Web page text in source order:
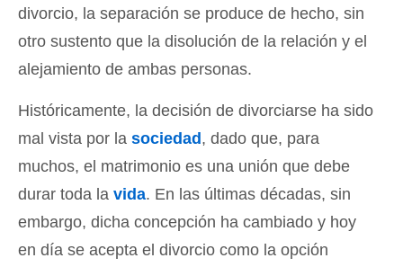
divorcio, la separación se produce de hecho, sin
otro sustento que la disolución de la relación y el
alejamiento de ambas personas.
Históricamente, la decisión de divorciarse ha sido
mal vista por la sociedad, dado que, para
muchos, el matrimonio es una unión que debe
durar toda la vida. En las últimas décadas, sin
embargo, dicha concepción ha cambiado y hoy
en día se acepta el divorcio como la opción